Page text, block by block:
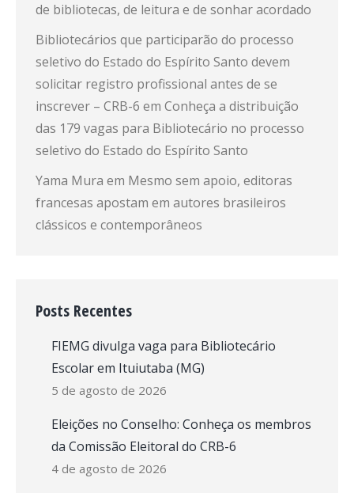
de bibliotecas, de leitura e de sonhar acordado
Bibliotecários que participarão do processo
seletivo do Estado do Espírito Santo devem
solicitar registro profissional antes de se
inscrever – CRB-6 em Conheça a distribuição
das 179 vagas para Bibliotecário no processo
seletivo do Estado do Espírito Santo
Yama Mura em Mesmo sem apoio, editoras
francesas apostam em autores brasileiros
clássicos e contemporâneos
Posts Recentes
FIEMG divulga vaga para Bibliotecário
Escolar em Ituiutaba (MG)
5 de agosto de 2026
Eleições no Conselho: Conheça os membros
da Comissão Eleitoral do CRB-6
4 de agosto de 2026